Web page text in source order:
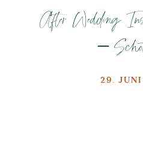
After Wedding
–
29.